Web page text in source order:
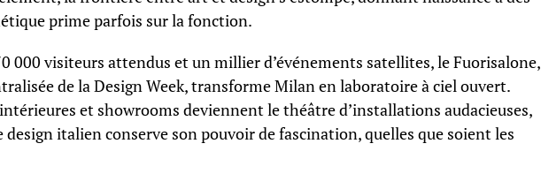
prime parfois sur la fonction.
000 visiteurs attendus et un millier d’événements satellites, le Fuorisalone,
de la Design Week, transforme Milan en laboratoire à ciel ouvert.
et showrooms deviennent le théâtre d’installations audacieuses,
design italien conserve son pouvoir de fascination, quelles que soient les